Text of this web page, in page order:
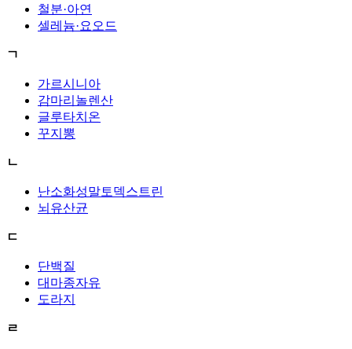
철분·아연
셀레늄·요오드
ㄱ
가르시니아
감마리놀렌산
글루타치온
꾸지뽕
ㄴ
난소화성말토덱스트린
뇌유산균
ㄷ
단백질
대마종자유
도라지
ㄹ